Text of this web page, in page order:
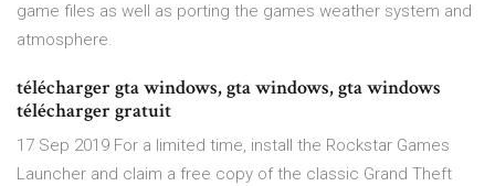
game files as well as porting the games weather system and
atmosphere.
télécharger gta windows, gta windows, gta windows
télécharger gratuit
17 Sep 2019 For a limited time, install the Rockstar Games
Launcher and claim a free copy of the classic Grand Theft